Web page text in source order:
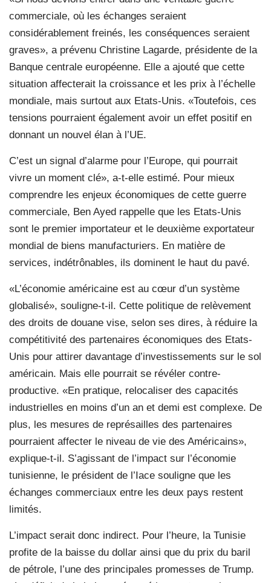
commerciale, où les échanges seraient
considérablement freinés, les conséquences seraient
graves», a prévenu Christine Lagarde, présidente de la
Banque centrale européenne. Elle a ajouté que cette
situation affecterait la croissance et les prix à l’échelle
mondiale, mais surtout aux Etats-Unis. «Toutefois, ces
tensions pourraient également avoir un effet positif en
donnant un nouvel élan à l’UE.
C’est un signal d’alarme pour l’Europe, qui pourrait
vivre un moment clé», a-t-elle estimé. Pour mieux
comprendre les enjeux économiques de cette guerre
commerciale, Ben Ayed rappelle que les Etats-Unis
sont le premier importateur et le deuxième exportateur
mondial de biens manufacturiers. En matière de
services, indétrônables, ils dominent le haut du pavé.
«L’économie américaine est au cœur d’un système
globalisé», souligne-t-il. Cette politique de relèvement
des droits de douane vise, selon ses dires, à réduire la
compétitivité des partenaires économiques des Etats-
Unis pour attirer davantage d’investissements sur le sol
américain. Mais elle pourrait se révéler contre-
productive. «En pratique, relocaliser des capacités
industrielles en moins d’un an et demi est complexe. De
plus, les mesures de représailles des partenaires
pourraient affecter le niveau de vie des Américains»,
explique-t-il. S’agissant de l’impact sur l’économie
tunisienne, le président de l’Iace souligne que les
échanges commerciaux entre les deux pays restent
limités.
L’impact serait donc indirect. Pour l’heure, la Tunisie
profite de la baisse du dollar ainsi que du prix du baril
de pétrole, l’une des principales promesses de Trump.